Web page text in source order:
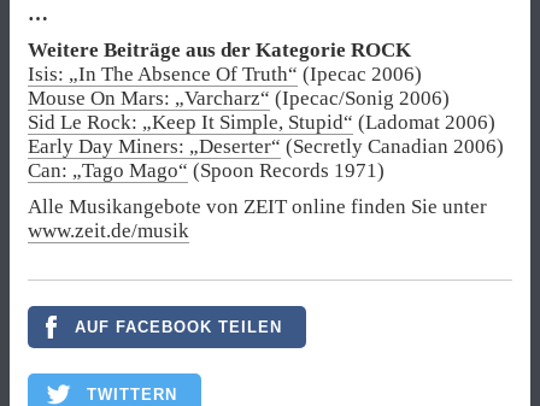
…
Weitere Beiträge aus der Kategorie ROCK
Isis: „In The Absence Of Truth“ (Ipecac 2006)
Mouse On Mars: „Varcharz“ (Ipecac/Sonig 2006)
Sid Le Rock: „Keep It Simple, Stupid“ (Ladomat 2006)
Early Day Miners: „Deserter“ (Secretly Canadian 2006)
Can: „Tago Mago“ (Spoon Records 1971)
Alle Musikangebote von ZEIT online finden Sie unter
www.zeit.de/musik
AUF FACEBOOK TEILEN
TWITTERN